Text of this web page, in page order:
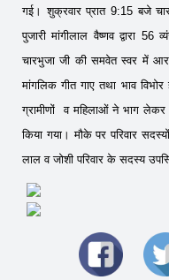
गई। शुक्रवार प्रात 9:15 बजे
पुजारी मांगीलाल वैष्णव द्वारा
चारभुजा जी की समवेत स्वर में
मांगलिक गीत गाए तथा भाव
ग्रामीणों व महिलाओं ने भाग लेकर
किया गया। मौके पर परिवार
लाल व जोशी परिवार के सदस्य